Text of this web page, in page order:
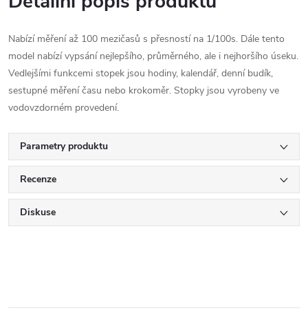
Nabízí měření až 100 mezičasů s přesností na 1/100s. Dále tento
model nabízí vypsání nejlepšího, průměrného, ale i nejhoršího úseku.
Vedlejšími funkcemi stopek jsou hodiny, kalendář, denní budík,
sestupné měření času nebo krokoměr. Stopky jsou vyrobeny ve
vodovzdorném provedení.
Parametry produktu
Recenze
Diskuse